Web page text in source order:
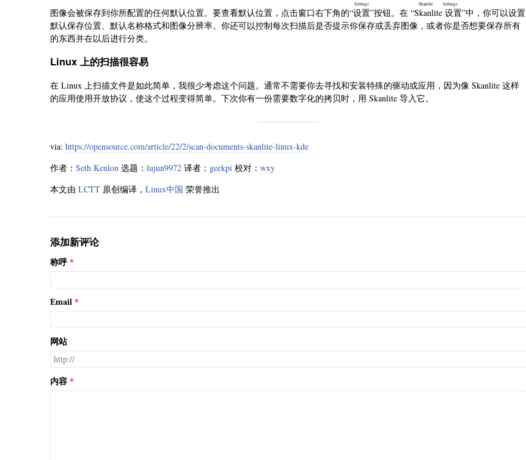
图像会被保存到你所配置的任何默认位置。要查看默认位置，点击窗口右下角的“设置
Settings
”按钮。在 “Skanlite 设置
Skanlite Settings
”中，你可以设置
默认保存位置、默认名称格式和图像分辨率。你还可以控制每次扫描后是否提示你保存或丢弃图像，或者你是否想要保存所有
的东西并在以后进行分类。
Linux 上的扫描很容易
在 Linux 上扫描文件是如此简单，我很少考虑这个问题。通常不需要你去寻找和安装特殊的驱动或应用，因为像 Skanlite 这样
的应用使用开放协议，使这个过程变得简单。下次你有一份需要数字化的拷贝时，用 Skanlite 导入它。
via: https://opensource.com/article/22/2/scan-documents-skanlite-linux-kde
作者： Seth Kenlon 选题： lujun9972 译者： geekpi 校对： wxy
本文由 LCTT 原创编译， Linux中国 荣誉推出
添加新评论
称呼
Email
网站
内容